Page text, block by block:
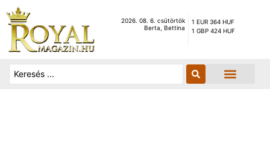
2026. 08. 6. csütörtök
Berta, Bettina
1 EUR 364 HUF
1 GBP 424 HUF